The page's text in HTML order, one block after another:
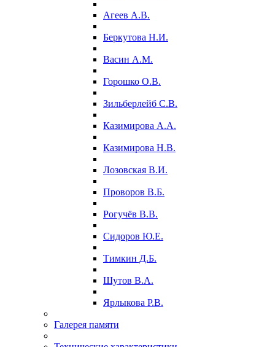
Агеев А.В.
Беркутова Н.И.
Васин А.М.
Горошко О.В.
Зильберлейб С.В.
Казимирова А.А.
Казимирова Н.В.
Лозовская В.И.
Проворов В.Б.
Рогучёв В.В.
Сидоров Ю.Е.
Тимкин Д.Б.
Шутов В.А.
Ярлыкова Р.В.
Галерея памяти